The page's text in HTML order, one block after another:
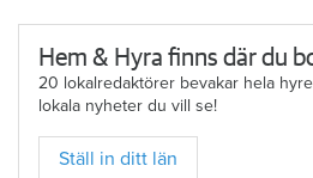
Hem & Hyra finns där du
20 lokalredaktörer bevakar hela
lokala nyheter du vill se!
Ställ in ditt län